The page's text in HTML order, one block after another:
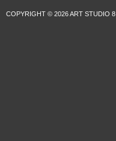
COPYRIGHT © 2026 ART STUDIO 8